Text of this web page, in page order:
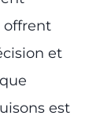
offrent
et
est